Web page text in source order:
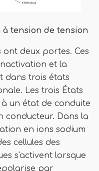
à tension de tension
ont deux portes. Ces
et la
dans trois états
Les trois États
un état de conduite
conducteur. Dans la
en ions sodium
cellules des
s'activent lorsque
par